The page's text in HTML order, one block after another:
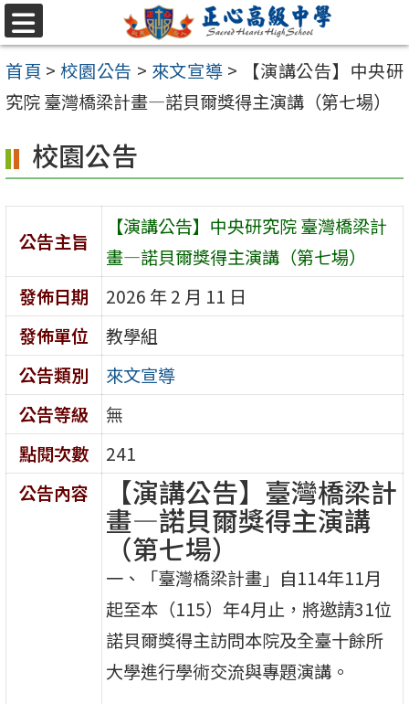
跳至主要內容區
選
單
首頁 > 校園公告 > 來文宣導 >
【演講公告】中央研
究院 臺灣橋梁計畫—諾貝爾獎得主演講（第七場）
校園公告
公告主旨
【演講公告】中央研究院 臺灣橋梁計
畫—諾貝爾獎得主演講（第七場）
發佈日期
2026 年 2 月 11 日
發佈單位
教學組
公告類別
來文宣導
公告等級
無
點閱次數
241
公告內容
【演講公告】臺灣橋梁計
畫—諾貝爾獎得主演講
（第七場）
一、「臺灣橋梁計畫」自114年11月
起至本（115）年4月止，將邀請31位
諾貝爾獎得主訪問本院及全臺十餘所
大學進行學術交流與專題演講。